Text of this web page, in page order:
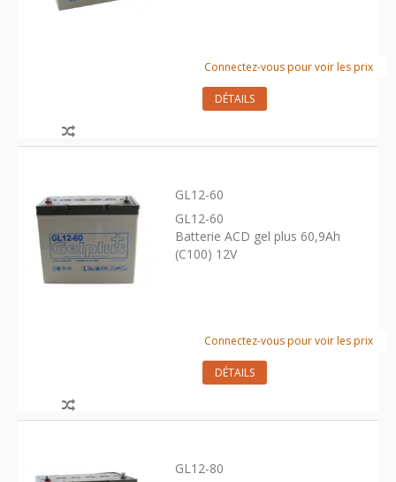
Connectez-vous pour voir les prix
DÉTAILS
GL12-60
GL12-60
Batterie ACD gel plus 60,9Ah
(C100) 12V
Connectez-vous pour voir les prix
DÉTAILS
GL12-80